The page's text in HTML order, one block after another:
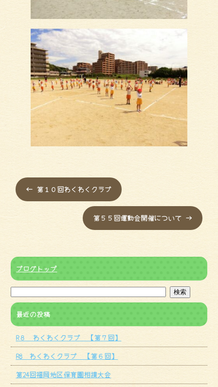
← 第１０回わくわくクラブ
第５５回運動会開催について →
ブログトップ
最近の投稿
R８ わくわくクラブ 【第７回】
R8 わくわくクラブ 【第６回】
第24回福岡地区保育園相撲大会